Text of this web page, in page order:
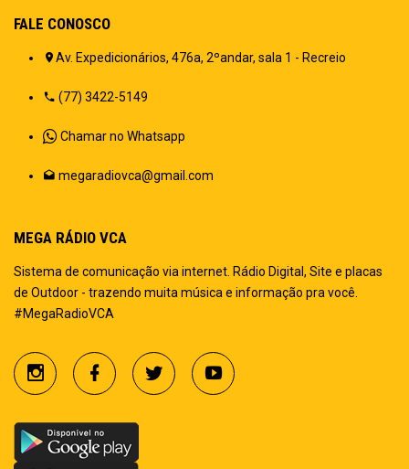
FALE CONOSCO
Av. Expedicionários, 476a, 2ºandar, sala 1 - Recreio
(77) 3422-5149
Chamar no Whatsapp
megaradiovca@gmail.com
MEGA RÁDIO VCA
Sistema de comunicação via internet. Rádio Digital, Site e placas
de Outdoor - trazendo muita música e informação pra você.
#MegaRadioVCA